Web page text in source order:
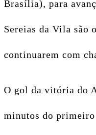
Brasília), para
Sereias da Vila são
continuarem com
O gol da vitória do
minutos do primeiro